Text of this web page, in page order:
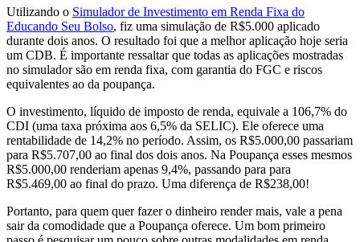
Utilizando o Simulador de Investimento em Renda Fixa do
Educando Seu Bolso, fiz uma simulação de R$5.000 aplicado
durante dois anos. O resultado foi que a melhor aplicação hoje seria
um CDB. É importante ressaltar que todas as aplicações mostradas
no simulador são em renda fixa, com garantia do FGC e riscos
equivalentes ao da poupança.
O investimento, líquido de imposto de renda, equivale a 106,7% do
CDI (uma taxa próxima aos 6,5% da SELIC). Ele oferece uma
rentabilidade de 14,2% no período. Assim, os R$5.000,00 passariam
para R$5.707,00 ao final dos dois anos. Na Poupança esses mesmos
R$5.000,00 renderiam apenas 9,4%, passando para para
R$5.469,00 ao final do prazo. Uma diferença de R$238,00!
Portanto, para quem quer fazer o dinheiro render mais, vale a pena
sair da comodidade que a Poupança oferece. Um bom primeiro